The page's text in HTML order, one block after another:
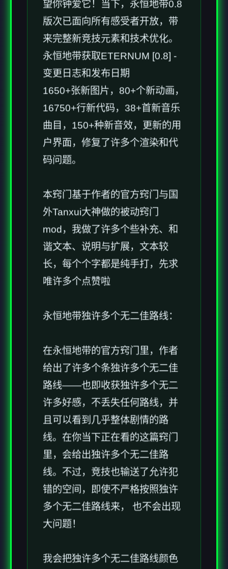
望你钟爱它！当下，永恒地带0.8
版次已面向所有感受者开放，带
来完整新竞技元素和技术优化。
永恒地带获取ETERNUM [0.8] -
变更日志和发布日期
1650+张新图片，80+个新动画，
16750+行新代码，38+首新音乐
曲目，150+种新音效，更新的用
户界面，修复了许多个渲染和代
码问题。
本窍门基于作者的官方窍门与国
外Tanxui大神做的被动窍门
mod，我做了许多个些补充、和
谐文本、说明与扩展，文本较
长，每个个字都是纯手打，先求
唯许多个点赞啦
永恒地带独许多个无二佳路线：
在永恒地带的官方窍门里，作者
给出了许多个条独许多个无二佳
路线——也即收获独许多个无二
许多好感，不丢失任何路线，并
且可以看到几乎整体剧情的路
线。在你当下正在看的这篇窍门
里，会给出独许多个无二佳路
线。不过，竞技也输送了允许犯
错的空间，即使不严格按照独许
多个无二佳路线来， 也不会出现
大问题！
我会把独许多个无二佳路线颜色